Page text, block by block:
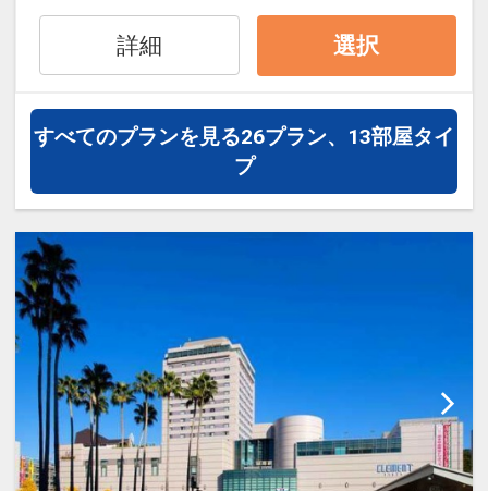
インターネットコース番号：DP-2-
200000041427
■英国製ズボンプレッサー完備
【提携立体駐車場】(濱口ビルパーキン
■駐車場住所：徳島県徳島市寺島本町東
■営業時間 ：14:00-翌11:00（22:00以降
■駐車料金 ：1000円（先着順・予約不
可）
■サイズ制限：全長4.90m・幅1.85m・高
さ2.00m迄
■お子様の添い寝について■
ベッド1台につき小学生以下(0歳から6歳
以下)
お子様1名まで添い寝でお泊まり頂けま
詳細 選択
すべてのプランを見る26プラン、13部屋タイ
プ